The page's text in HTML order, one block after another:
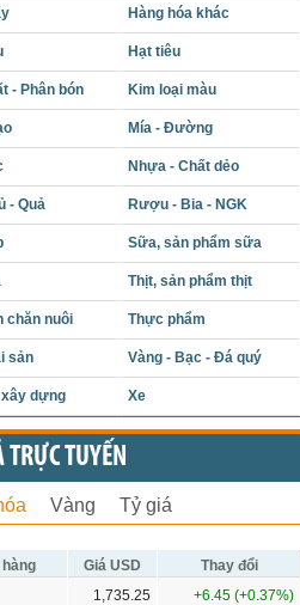
Hàng hóa khác
Hạt tiêu
- Phân bón Kim loại màu
Mía - Đường
Nhựa - Chất dẻo
- Quả Rượu - Bia - NGK
Sữa, sản phẩm sữa
Thịt, sản phẩm thịt
chăn nuôi Thực phẩm
sản Vàng - Bạc - Đá quý
dựng Xe
TRỰC TUYẾN
Vàng Tỷ giá
Giá USD
Thay đổi
1,735.25 +6.45 (+0.37%)